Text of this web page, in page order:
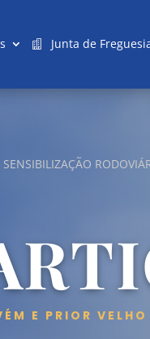
Junta de
E PRIOR VELHO